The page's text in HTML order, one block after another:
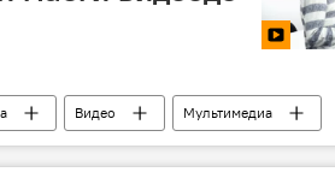
Видео
Мультимедиа
Аккулу Бердиев алтын